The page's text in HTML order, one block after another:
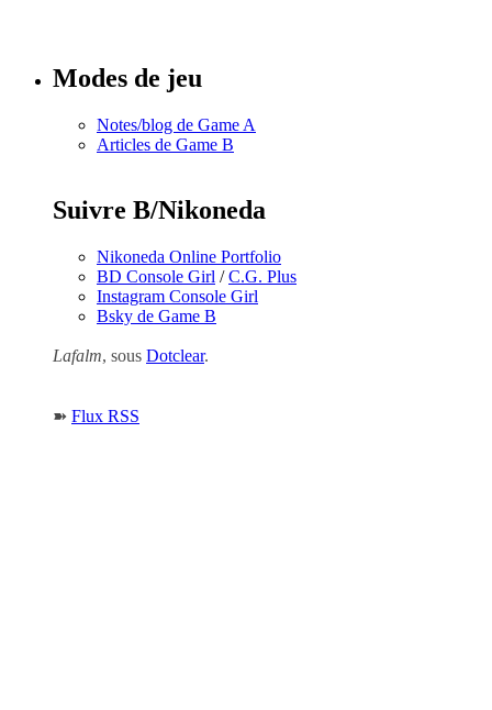
Modes de jeu
Notes/blog de Game A
Articles de Game B
Suivre B/Nikoneda
Nikoneda Online Portfolio
BD Console Girl /C.G. Plus
Instagram Console Girl
Bsky de Game B
Lafalm, sous Dotclear.
➽ Flux RSS